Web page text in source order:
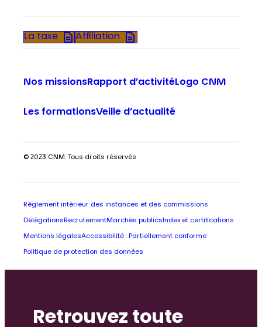
La taxe Affiliation
Nos missionsRapport d’activitéLogo CNM
Les formationsVeille d’actualité
© 2023 CNM. Tous droits réservés
Règlement intérieur des instances et des commissions
DélégationsRecrutementMarchés publicsIndex et certifications
Mentions légalesAccessibilité : Partiellement conforme
Politique de protection des données
Retrouvez toute